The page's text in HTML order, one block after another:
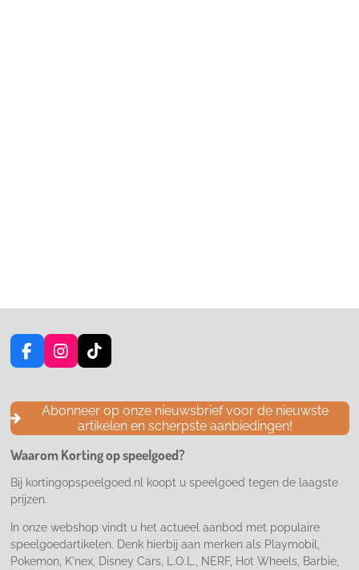
F
a
e
o
k
I
n
t
a
g
r
a
m
T
i
T
o
k
Abonneer op onze nieuwsbrief voor de nieuwste
artikelen en scherpste aanbiedingen!
Waarom Korting op speelgoed?
Bij kortingopspeelgoed.nl koopt u speelgoed tegen de laagste
prijzen.
In onze webshop vindt u het actueel aanbod met populaire
speelgoedartikelen. Denk hierbij aan merken als Playmobil,
Pokemon, K'nex, Disney Cars, L.O.L., NERF, Hot Wheels, Barbie,